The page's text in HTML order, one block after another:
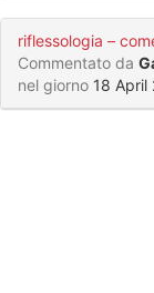
riflessologia –
Commentato da
nel giorno 18 April